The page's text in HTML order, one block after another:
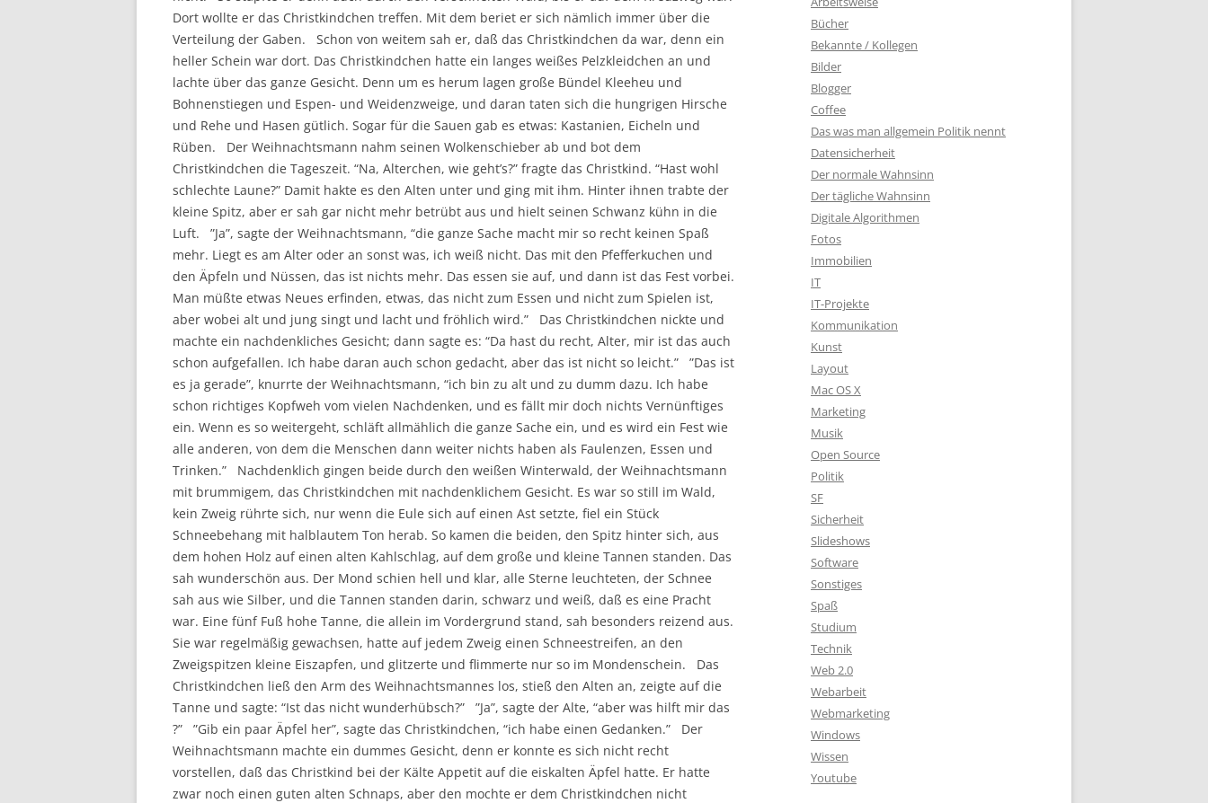
Dort wollte er das Christkindchen treffen. Mit dem beriet er sich nämlich immer über die
Verteilung der Gaben. Schon von weitem sah er, daß das Christkindchen da war, denn ein
heller Schein war dort. Das Christkindchen hatte ein langes weißes Pelzkleidchen an und
lachte über das ganze Gesicht. Denn um es herum lagen große Bündel Kleeheu und
Bohnenstiegen und Espen- und Weidenzweige, und daran taten sich die hungrigen Hirsche
und Rehe und Hasen gütlich. Sogar für die Sauen gab es etwas: Kastanien, Eicheln und
Rüben. Der Weihnachtsmann nahm seinen Wolkenschieber ab und bot dem
Christkindchen die Tageszeit. “Na, Alterchen, wie geht’s?” fragte das Christkind. “Hast wohl
schlechte Laune?” Damit hakte es den Alten unter und ging mit ihm. Hinter ihnen trabte der
kleine Spitz, aber er sah gar nicht mehr betrübt aus und hielt seinen Schwanz kühn in die
Luft. ”Ja”, sagte der Weihnachtsmann, “die ganze Sache macht mir so recht keinen Spaß
mehr. Liegt es am Alter oder an sonst was, ich weiß nicht. Das mit den Pfefferkuchen und
den Äpfeln und Nüssen, das ist nichts mehr. Das essen sie auf, und dann ist das Fest vorbei.
Man müßte etwas Neues erfinden, etwas, das nicht zum Essen und nicht zum Spielen ist,
aber wobei alt und jung singt und lacht und fröhlich wird.” Das Christkindchen nickte und
machte ein nachdenkliches Gesicht; dann sagte es: “Da hast du recht, Alter, mir ist das auch
schon aufgefallen. Ich habe daran auch schon gedacht, aber das ist nicht so leicht.” ”Das ist
es ja gerade”, knurrte der Weihnachtsmann, “ich bin zu alt und zu dumm dazu. Ich habe
schon richtiges Kopfweh vom vielen Nachdenken, und es fällt mir doch nichts Vernünftiges
ein. Wenn es so weitergeht, schläft allmählich die ganze Sache ein, und es wird ein Fest wie
alle anderen, von dem die Menschen dann weiter nichts haben als Faulenzen, Essen und
Trinken.” Nachdenklich gingen beide durch den weißen Winterwald, der Weihnachtsmann
mit brummigem, das Christkindchen mit nachdenklichem Gesicht. Es war so still im Wald,
kein Zweig rührte sich, nur wenn die Eule sich auf einen Ast setzte, fiel ein Stück
Schneebehang mit halblautem Ton herab. So kamen die beiden, den Spitz hinter sich, aus
dem hohen Holz auf einen alten Kahlschlag, auf dem große und kleine Tannen standen. Das
sah wunderschön aus. Der Mond schien hell und klar, alle Sterne leuchteten, der Schnee
sah aus wie Silber, und die Tannen standen darin, schwarz und weiß, daß es eine Pracht
war. Eine fünf Fuß hohe Tanne, die allein im Vordergrund stand, sah besonders reizend aus.
Sie war regelmäßig gewachsen, hatte auf jedem Zweig einen Schneestreifen, an den
Zweigspitzen kleine Eiszapfen, und glitzerte und flimmerte nur so im Mondenschein. Das
Christkindchen ließ den Arm des Weihnachtsmannes los, stieß den Alten an, zeigte auf die
Tanne und sagte: “Ist das nicht wunderhübsch?” ”Ja”, sagte der Alte, “aber was hilft mir das
?” ”Gib ein paar Äpfel her”, sagte das Christkindchen, “ich habe einen Gedanken.” Der
Weihnachtsmann machte ein dummes Gesicht, denn er konnte es sich nicht recht
vorstellen, daß das Christkind bei der Kälte Appetit auf die eiskalten Äpfel hatte. Er hatte
zwar noch einen guten alten Schnaps, aber den mochte er dem Christkindchen nicht
Bücher
Bekannte / Kollegen
Bilder
Blogger
Coffee
Das was man allgemein Politik nennt
Datensicherheit
Der normale Wahnsinn
Der tägliche Wahnsinn
Digitale Algorithmen
Fotos
Immobilien
IT
IT-Projekte
Kommunikation
Kunst
Layout
Mac OS X
Marketing
Musik
Open Source
Politik
SF
Sicherheit
Slideshows
Software
Sonstiges
Spaß
Studium
Technik
Web 2.0
Webarbeit
Webmarketing
Windows
Wissen
Youtube